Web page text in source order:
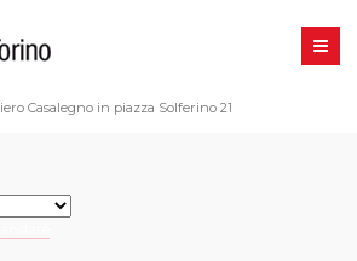
Casalegno in piazza Solferino 21